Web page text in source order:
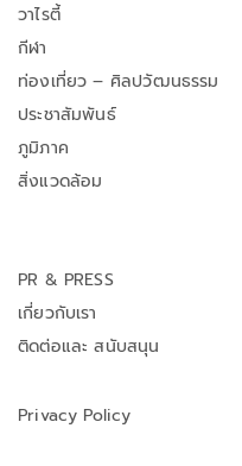
วาไรตี้
กีฬา
ท่องเที่ยว – ศิลปวัฒนธรรม
ประชาสัมพันธ์
ภูมิภาค
สิ่งแวดล้อม
PR & PRESS
เกี่ยวกับเรา
ติดต่อและ สนับสนุน
Privacy Policy